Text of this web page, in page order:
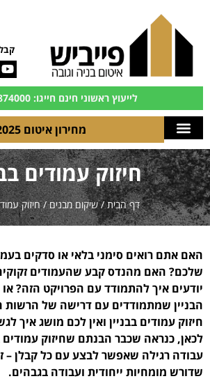
לייעוץ ראשוני חינם חייגו: 050-4874000
מחירון איטום 2025
חיזוק עמודים
דף הבית/שיקום מבנים/חיזוק
האם אתם רואים סימני בלאי או סדקים
שלכם? האם מהנדס קבע שהעמודים
יודעים איך להתמודד עם הפרויקט הזה?
הבניין שמתמודדים עם דרישה של הרשות
חיזוק עמודים בבניין ואין לכם מושג איך
לכאן, כנראה שכבר הבנתם שחיזוק עמודים
עבודה רגילה שאפשר לבצע עם כל קבלן –
שדורש מומחיות ייחודית ועבודה בגבהים.